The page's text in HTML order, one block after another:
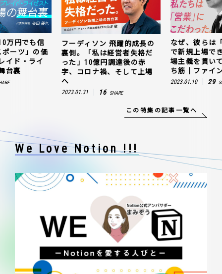
万円でも信
ーツ」の価
イド・ライ
台裏
フーディソン 飛躍的成長の
裏側。「私は経営者失格だ
った」10億円調達後の赤
字、コロナ禍、そして上場
へ
2023.01.31 16 SHARE
なぜ、彼らは
で新規上場で
場主義を貫い
ち筋｜ファイ
2023.01.10 29
この特集の記事一覧へ
We Love Notion !!!